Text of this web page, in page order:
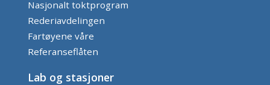
Nasjonalt toktprogram
Rederiavdelingen
Fartøyene våre
Referanseflåten
Lab og stasjoner